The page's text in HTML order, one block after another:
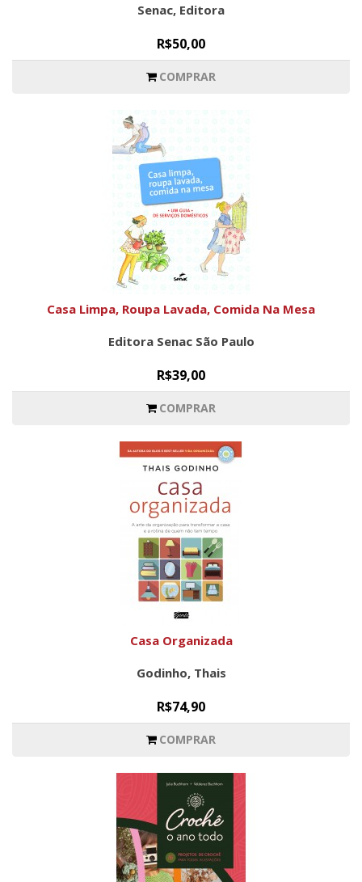
Senac, Editora
R$50,00
COMPRAR
Casa Limpa, Roupa Lavada, Comida Na Mesa
Editora Senac São Paulo
R$39,00
COMPRAR
Casa Organizada
Godinho, Thais
R$74,90
COMPRAR